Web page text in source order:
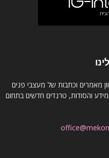
מאמרים וכתבות של מעצבי פנים
והסודות, טרנדים חדשים בתחום